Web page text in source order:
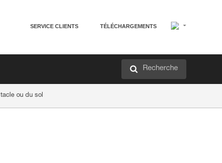
SERVICE CLIENTS TÉLÉCHARGEMENTS
Recherche
ou du sol